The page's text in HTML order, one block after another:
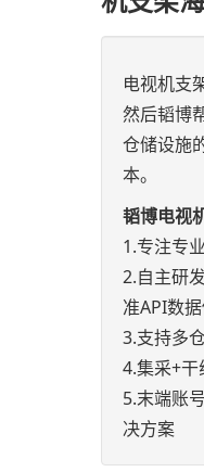
电视机支
然后韬博
仓储设施
本。
韬博电视
1.专注专
2.自主研
准API数
3.支持多
4.集采+
5.末端账
决方案